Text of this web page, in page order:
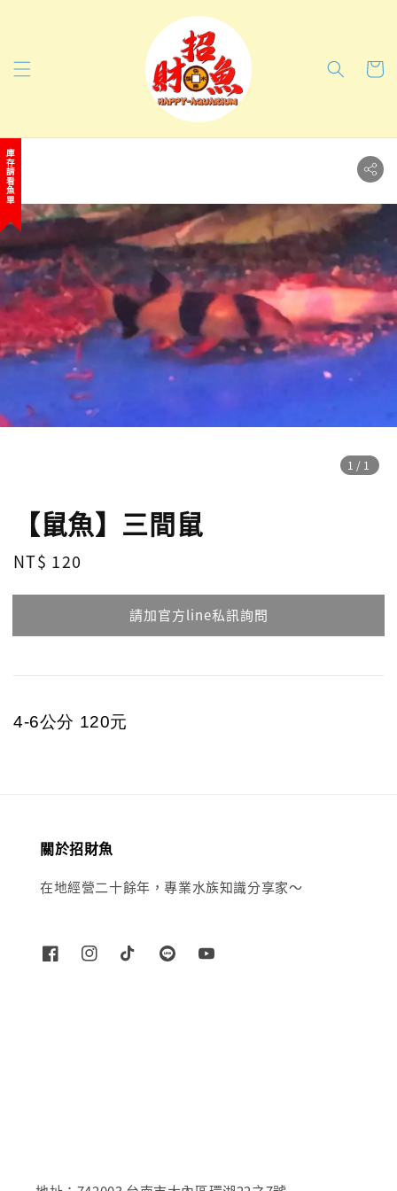
1 /1
庫存請看魚單
【鼠魚】三間鼠
Regular
NT$ 120
請加官方line私訊詢問
4-6公分 120元
關於招財魚
在地經營二十餘年，專業水族知識分享家～